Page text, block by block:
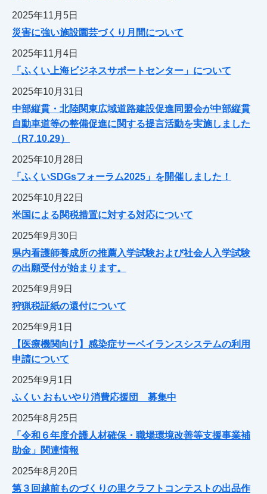
2025年11月5日
災害に強い施設園芸づくり月間について
2025年11月4日
「ふくい上海ビジネスサポートセンター」について
2025年10月31日
中部縦貫・北陸関東広域道路建設促進同盟会が中部縦貫
自動車道等の整備促進に関する提言活動を実施しました
（R7.10.29）
2025年10月28日
「ふくいSDGsフォーラム2025」を開催しました！
2025年10月22日
米国による関税措置に対する対応について
2025年9月30日
県内看護師養成所の推薦入学試験および社会人入学試験
の出願受付が始まります。
2025年9月9日
狩猟税証紙の還付について
2025年9月1日
【医療機関向け】感染症サーベイランスシステムの利用
申請について
2025年9月1日
ふくい おもいやり消費応援団 募集中
2025年8月25日
「令和６年度介護人材確保・職場環境改善等支援事業補
助金」関連情報
2025年8月20日
第３回越前ものづくりの里クラフトコンテストの出品作